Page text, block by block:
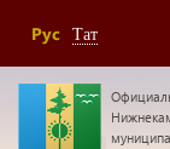
Рус Тат